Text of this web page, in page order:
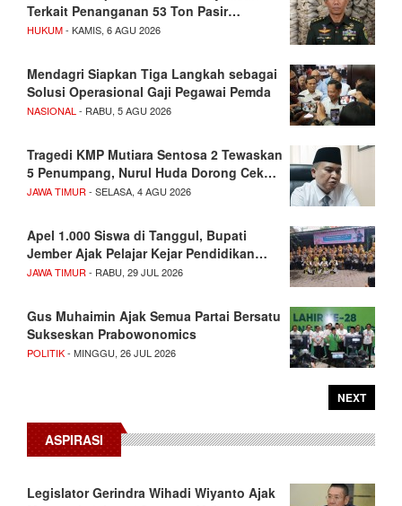
Terkait Penanganan 53 Ton Pasir…
HUKUM- KAMIS, 6 AGU 2026
Mendagri Siapkan Tiga Langkah sebagai
Solusi Operasional Gaji Pegawai Pemda
NASIONAL - RABU, 5 AGU 2026
Tragedi KMP Mutiara Sentosa 2 Tewaskan
5 Penumpang, Nurul Huda Dorong Cek…
JAWA TIMUR - SELASA, 4 AGU 2026
Apel 1.000 Siswa di Tanggul, Bupati
Jember Ajak Pelajar Kejar Pendidikan…
JAWA TIMUR - RABU, 29 JUL 2026
Gus Muhaimin Ajak Semua Partai Bersatu
Sukseskan Prabowonomics
POLITIK- MINGGU, 26 JUL 2026
NEXT
ASPIRASI
Legislator Gerindra Wihadi Wiyanto Ajak